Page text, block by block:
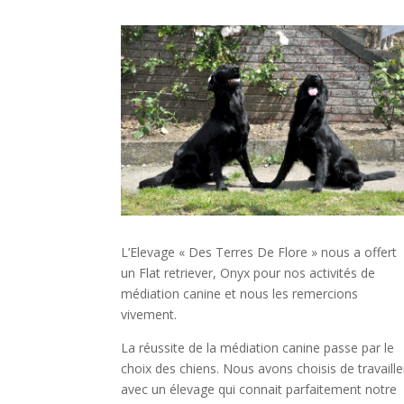
L’Elevage « Des Terres De Flore » nous a offert
un Flat retriever, Onyx pour nos activités de
médiation canine et nous les remercions
vivement.
La réussite de la médiation canine passe par le
choix des chiens. Nous avons choisis de
avec un élevage qui connait parfaitement notre